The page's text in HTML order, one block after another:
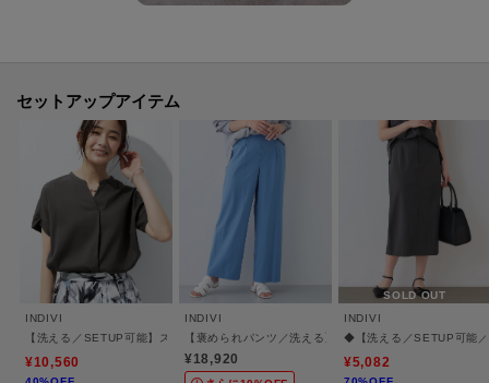
伸縮性：ややあり
洗濯方法：洗濯機洗い可
【カラーについて】
・ネイビー（093）とネイビー（094）の違いについて
2024年より、ネイビーのカラー品番表記が（094）に変更となりました。カ
ラー自体の違いはございません。
-・-・-・-・-・-・-・-・-・-・-・-・-・-・-・-・-・-・-・-・-・-
■気になるアイテムは『お気に入り登録』がおすすめです！■
セットアップアイテム
INDIVI
【洗える／SETUP可能】スキッパーブラウス
¥10,560
INDIVI
【褒められパンツ／洗える】ウエストゴムワイドタック
¥18,920
SOLD OUT
INDIVI
◆【洗える／SETUP可能
¥5,082